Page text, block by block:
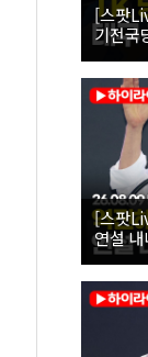
[스팟
기전국
회 생
[스팟
연설 내내
더불어
동연설